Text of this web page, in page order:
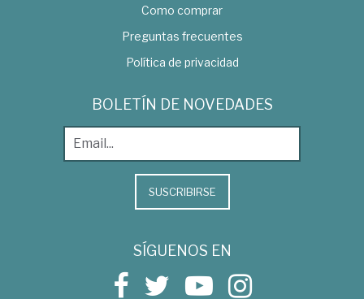
Como comprar
Preguntas frecuentes
Política de privacidad
BOLETÍN DE NOVEDADES
SUSCRIBIRSE
SÍGUENOS EN